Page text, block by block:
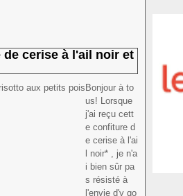
cerise à l'ail noir et
Bonjour à to
us! Lorsque
j'ai reçu cett
e confiture d
e cerise à l'ai
l noir* , je n'a
i bien sûr pa
s résisté à
l'envie d'y go